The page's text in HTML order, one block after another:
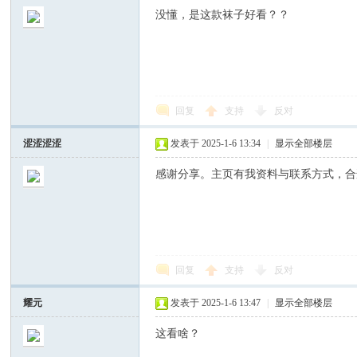
没懂，是这款袜子好看？？
回复 支持 反对
涩涩涩涩 发表于 2025-1-6 13:34 显示全部楼层
感谢分享。主页有我资料与联系方式，
回复 支持 反对
耀元 发表于 2025-1-6 13:47 显示全部楼层
这看啥？